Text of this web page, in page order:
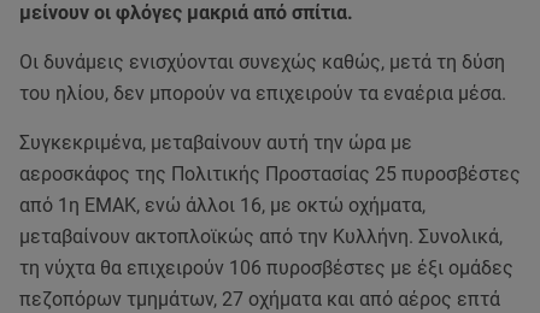
μείνουν οι φλόγες μακριά από σπίτια.
Οι δυνάμεις ενισχύονται συνεχώς καθώς, μετά τη δύση
του ηλίου, δεν μπορούν να επιχειρούν τα εναέρια μέσα.
Συγκεκριμένα, μεταβαίνουν αυτή την ώρα με
αεροσκάφος της Πολιτικής Προστασίας 25 πυροσβέστες
από 1η ΕΜΑΚ, ενώ άλλοι 16, με οκτώ οχήματα,
μεταβαίνουν ακτοπλοϊκώς από την Κυλλήνη. Συνολικά,
τη νύχτα θα επιχειρούν 106 πυροσβέστες με έξι ομάδες
πεζοπόρων τμημάτων, 27 οχήματα και από αέρος επτά